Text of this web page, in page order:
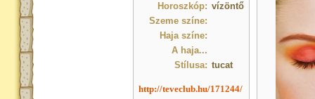
Horoszkóp: vízöntő
Szeme színe:
Haja színe:
A haja...
Stílusa: tucat
http://teveclub.hu/171244/